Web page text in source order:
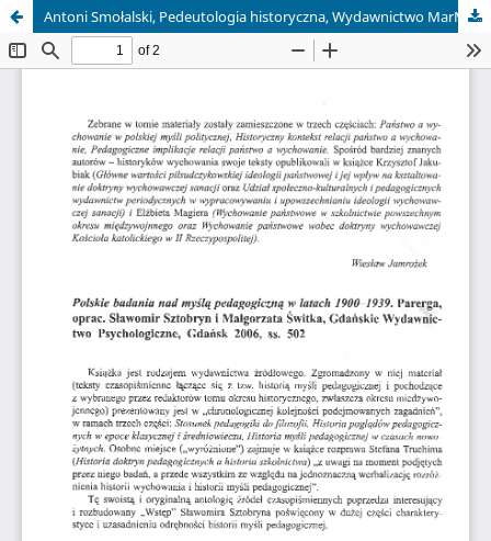
Antoni Smołalski, Pedeutologia historyczna, Wydawnictwo MarMar Marian Kaczorowski, Wrocław 2006, ss. 147